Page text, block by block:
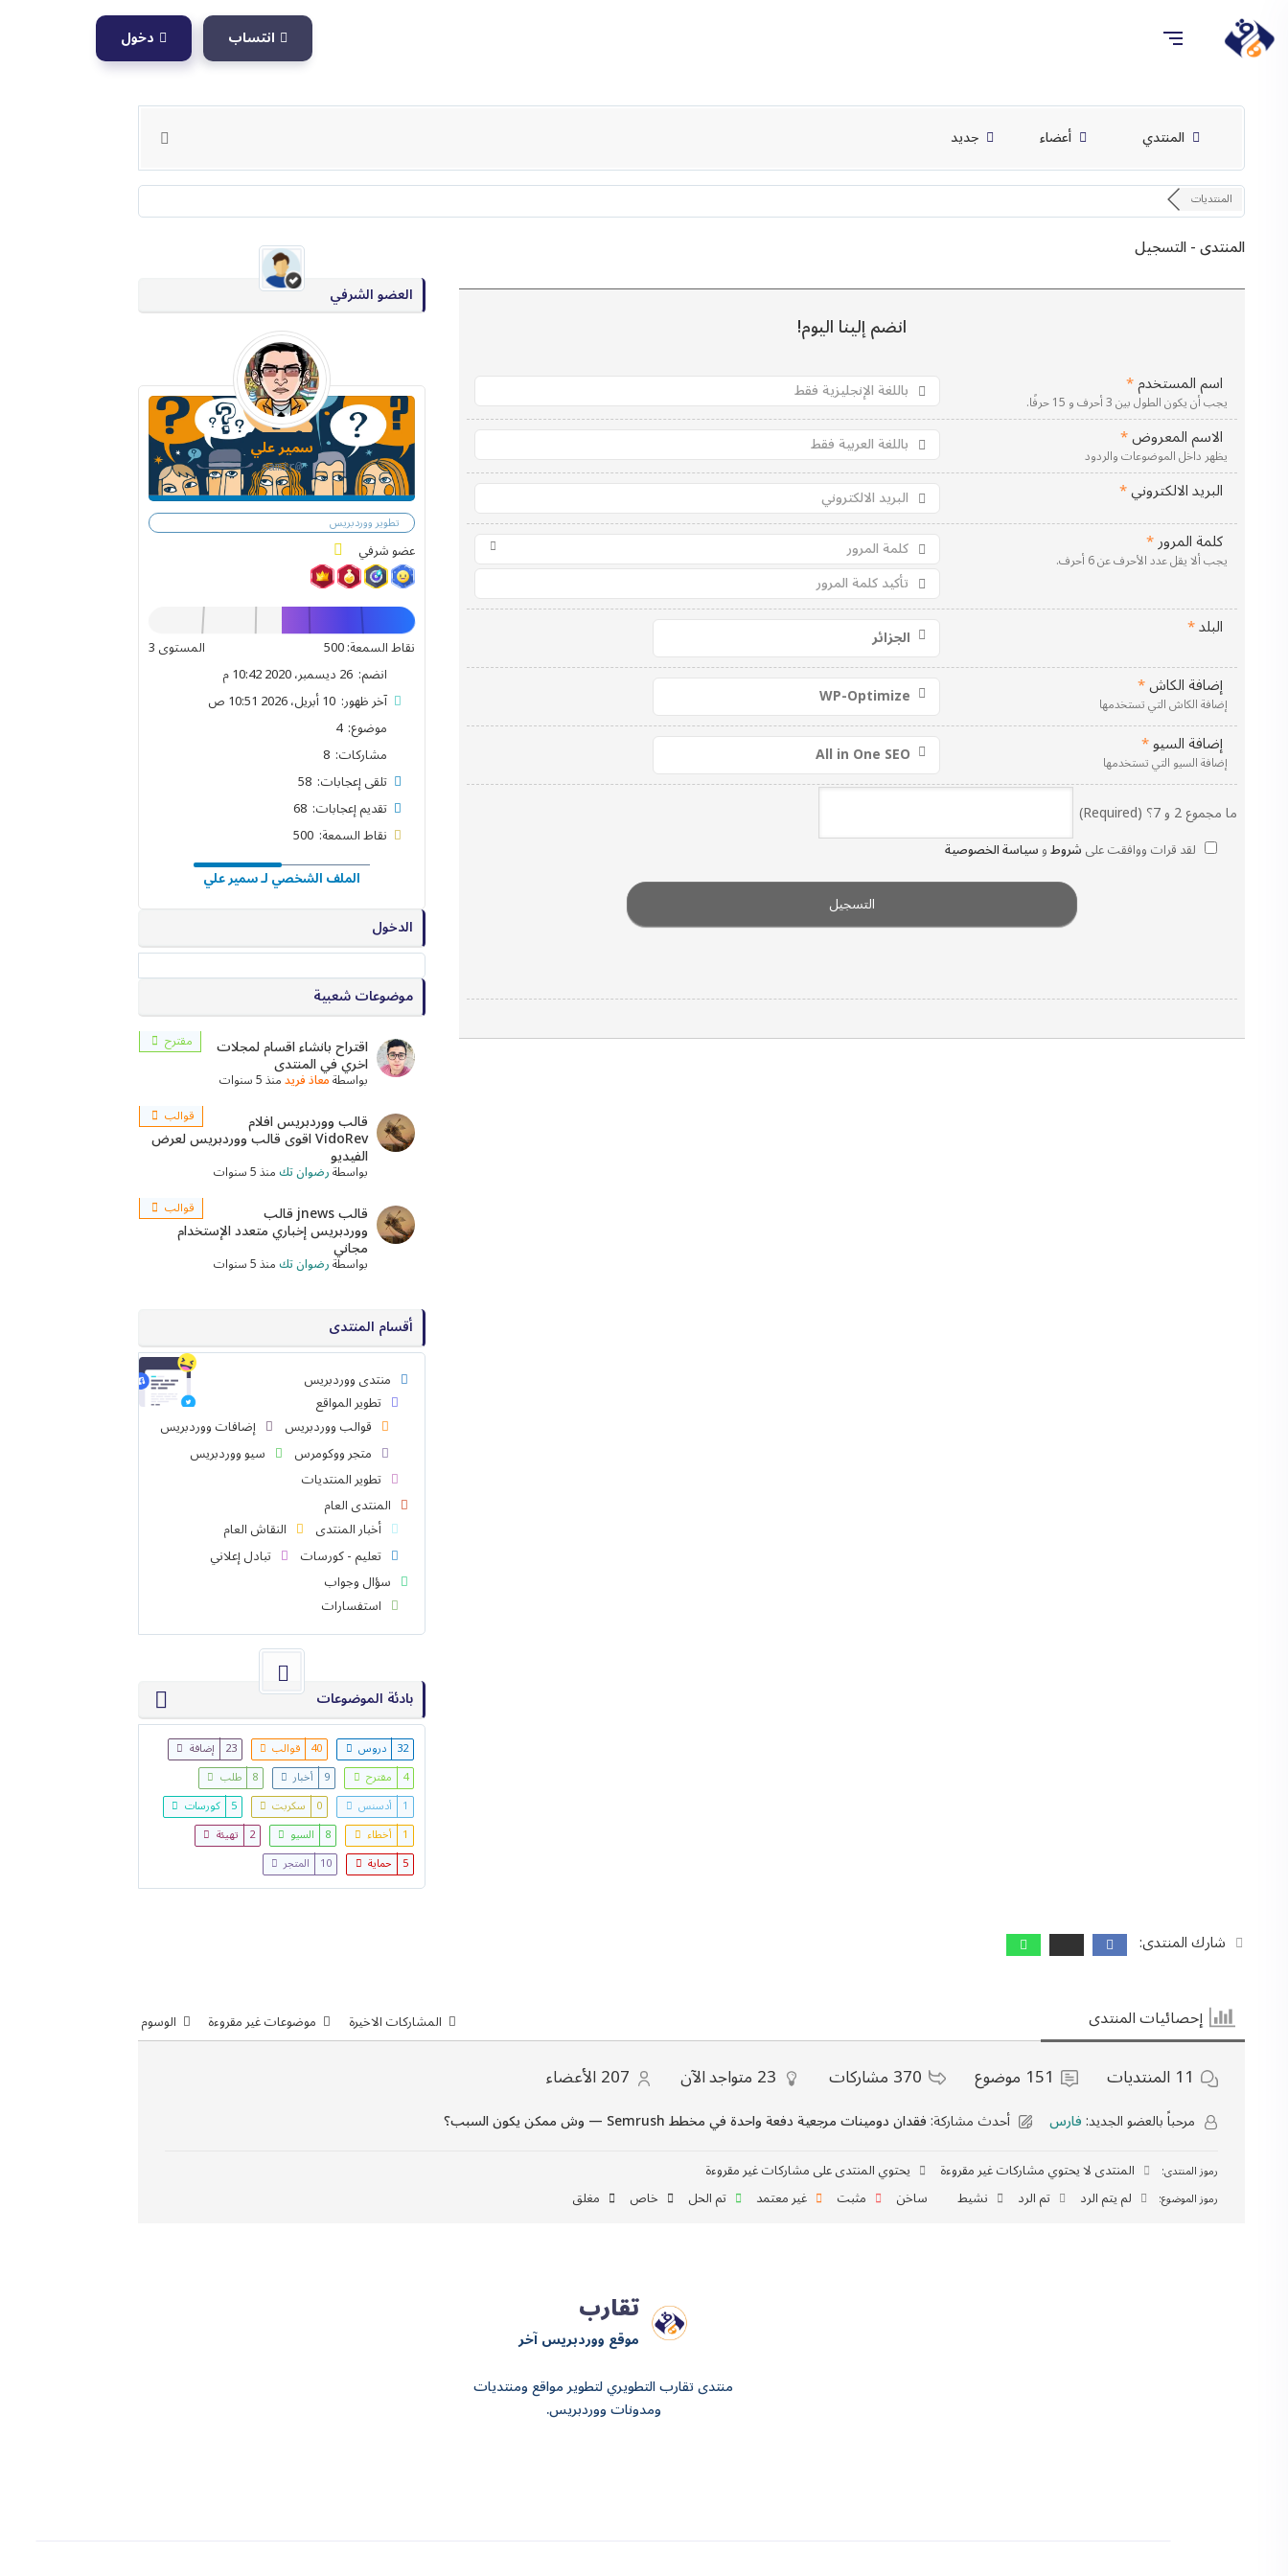
انتساب دخول
المنتدي أعضاء جديد
المنتديات
المنتدى - التسجيل
انضم إلينا اليوم!
اسم المستخدم*
يجب أن يكون الطول بين 3 أحرف و 15 حرفًا.
الاسم المعروض*
يظهر داخل الموضوعات والردود
البريد الالكتروني*
كلمة المرور*
يجب ألا يقل عدد الأحرف عن 6 أحرف.
البلد*
إضافة الكاش*
إضافة الكاش التي تستخدمها
إضافة السيو*
إضافة السيو التي تستخدمها
ما مجموع 2 و 7؟ (Required)
لقد قرات ووافقت علىشروطوسياسة الخصوصية
العضو الشرفي
سمير علي
@samir
تطوير ووردبريس
عضو شرفي
نقاط السمعة: 500
المستوى 3
انضم: 26 ديسمبر، 2020 10:42 م
آخر ظهور: 10 أبريل، 2026 10:51 ص
موضوع: 4
مشاركات: 8
تلقى إعجابات: 58
تقديم إعجابات: 68
نقاط السمعة: 500
الملف الشخصي لـ سمير علي
الدخول
موضوعات شعبية
مقترح اقتراح بانشاء اقسام لمجلات
اخري في المنتدى
بواسطةمعاذ فريدمنذ 5 سنوات
قوالب
قالب ووردبريس افلام
VidoRev اقوى قالب ووردبريس لعرض
الفيديو
بواسطةرضوان تكمنذ 5 سنوات
قوالب
قالب jnews قالب
ووردبريس إخباري متعدد الإستخدام
مجاني
بواسطةرضوان تكمنذ 5 سنوات
أقسام المنتدى
منتدى ووردبريس
تطوير المواقع
قوالب ووردبريس
إضافات ووردبريس
متجر ووكومرس
سيو ووردبريس
تطوير المنتديات
المنتدى العام
أخبار المنتدى
النقاش العام
تعليم - كورسات
تبادل إعلاني
سؤال وجواب
استفسارات
بادئة الموضوعات
32 دروس 40 قوالب 23 إضافة
4 مقترح 9 أخبار 8 طلب
1 أدسنس 0 سكربت 5 كورسات
1 أخطاء 8 السيو 2 تهيئة
5 حماية 10 المتجر
شارك المنتدى:
إحصائيات المنتدى المشاركات الاخيرة موضوعات غير مقروءة الوسوم
11 المنتديات 151 موضوع 370مشاركات 23متواجد الآن 207الأعضاء
مرحباً بالعضو الجديد:فارس أحدث مشاركة:فقدان دومينات مرجعية دفعة واحدة في مخطط Semrush — وش ممكن يكون السبب؟
رموز المنتدى: المنتدى لا يحتوي مشاركات غير مقروءة يحتوي المنتدى على مشاركات غير مقروءة
رموز الموضوع: لم يتم الرد تم الرد نشيط ساخن مثبت غير معتمد تم الحل خاص مغلق
تقارب
موقع ووردبريس آخر
منتدى تقارب التطويري لتطوير مواقع ومنتديات
ومدونات ووردبريس.